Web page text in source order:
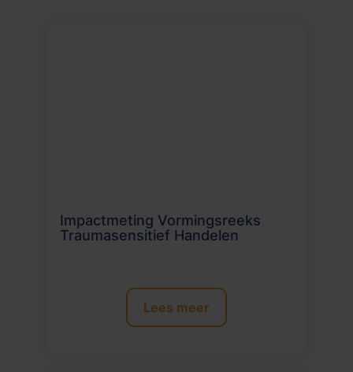
Impactmeting Vormingsreeks
Traumasensitief Handelen
Lees meer